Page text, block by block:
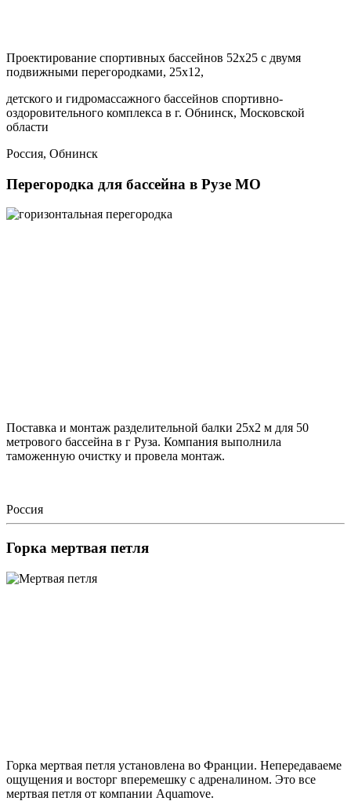
Проектирование спортивных бассейнов 52х25 с двумя
подвижными перегородками, 25х12,
детского и гидромассажного бассейнов спортивно-
оздоровительного комплекса в г. Обнинск, Московской
области
Россия, Обнинск
Перегородка для бассейна в Рузе МО
Поставка и монтаж разделительной балки 25х2 м для 50
метрового бассейна в г Руза. Компания выполнила
таможенную очистку и провела монтаж.
Россия
Горка мертвая петля
Горка мертвая петля установлена во Франции. Непередаваеме
ощущения и восторг вперемешку с адреналином. Это все
мертвая петля от компании Aquamove.